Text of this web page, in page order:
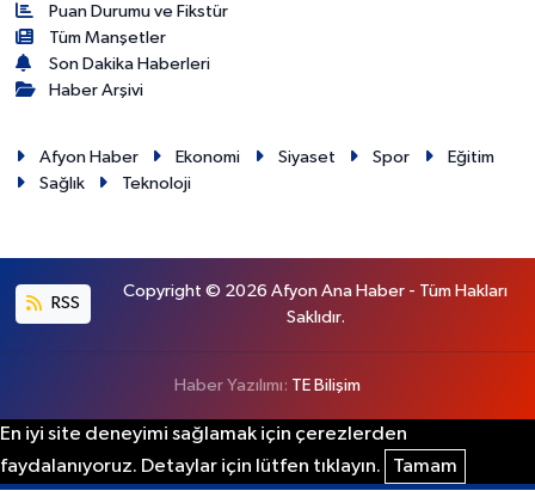
Puan Durumu ve Fikstür
Tüm Manşetler
Son Dakika Haberleri
Haber Arşivi
Afyon Haber Ekonomi Siyaset Spor
Eğitim
Sağlık
Teknoloji
RSS
Copyright © 2026 Afyon Ana Haber - Tüm Hakları
Saklıdır.
Haber Yazılımı: TE Bilişim
En iyi site deneyimi sağlamak için çerezlerden
faydalanıyoruz. Detaylar için lütfen tıklayın.
Tamam